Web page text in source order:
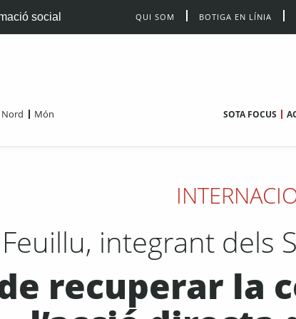
social QUI SOM BOTIGA EN LÍNIA
Món SOTA FOCUS
integrant dels
recuperar la